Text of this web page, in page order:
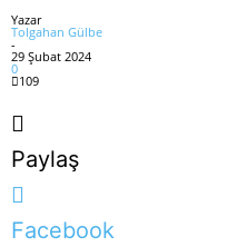
Yazar
Tolgahan Gülbe
-
29 Şubat 2024
0
109
Paylaş
Facebook